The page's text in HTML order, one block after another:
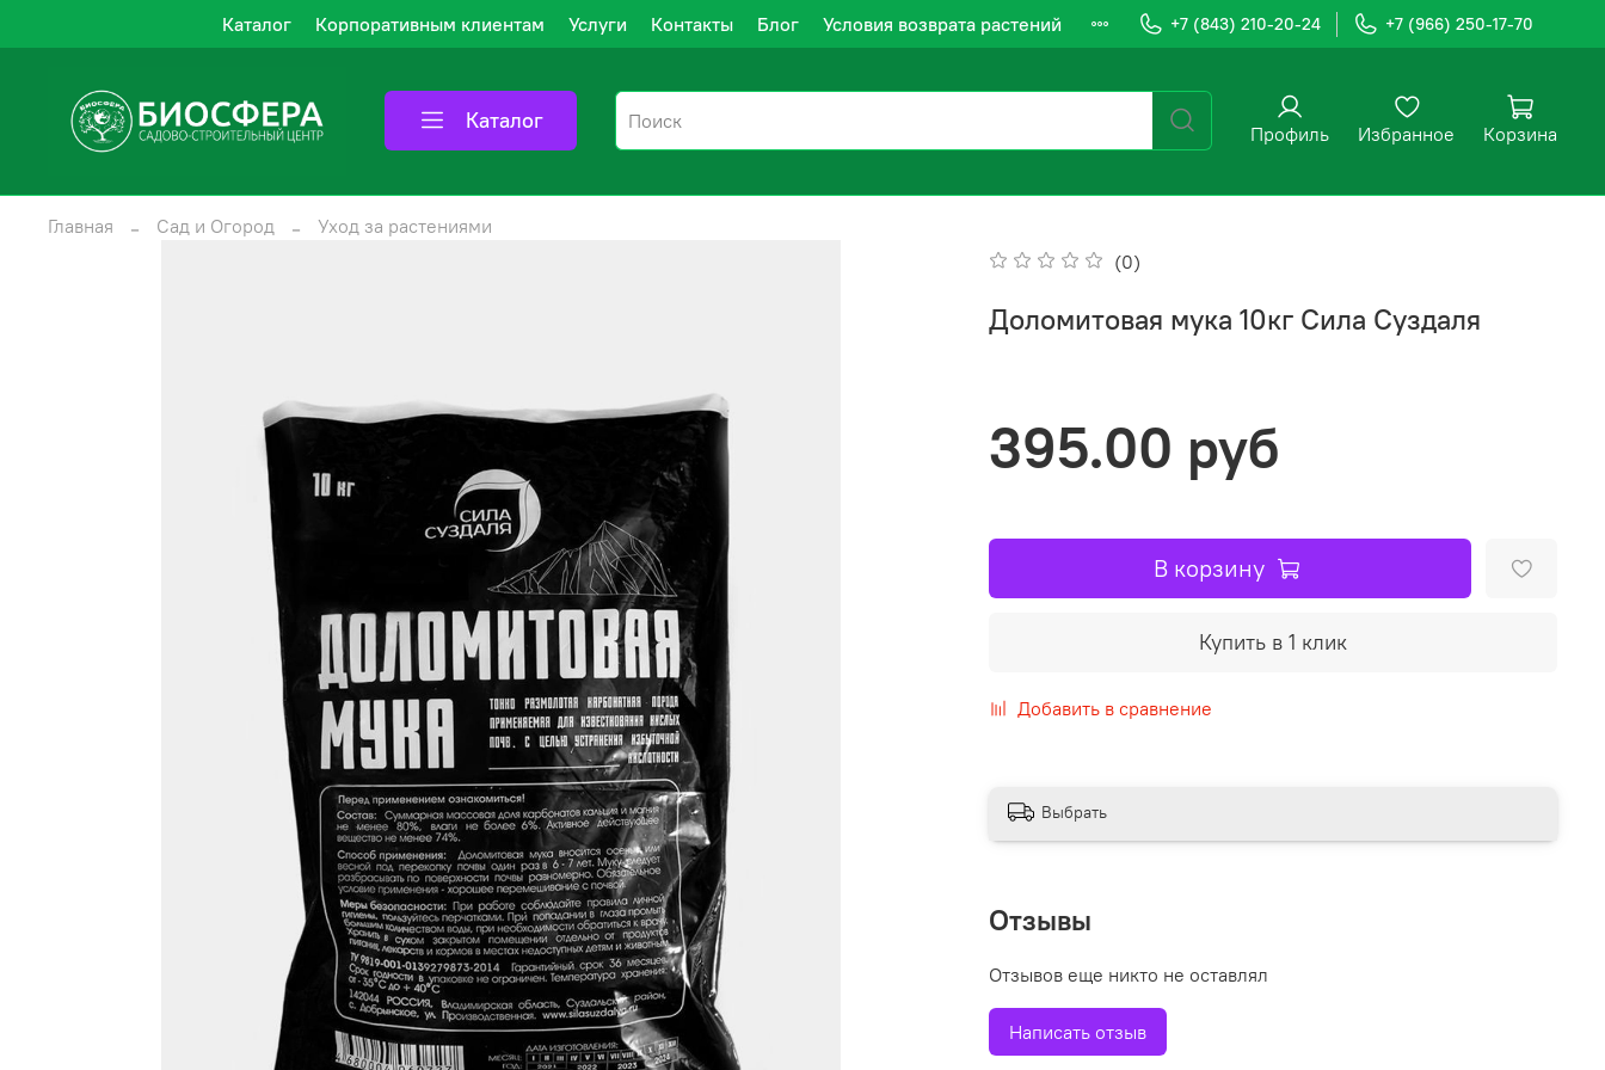
Каталог Корпоративным клиентам Услуги Контакты Блог Условия возврата растений +7 (843) 210-20-24 +7 (966) 250-17-70
Каталог Профиль Избранное Корзина
Главная Сад и Огород
Уход за растениями
(0)
Доломитовая мука 10кг Сила Суздаля
395.00 руб
В корзину
Купить в 1 клик
Добавить в сравнение
Выбрать
Отзывы
Отзывов еще никто не оставлял
Написать отзыв